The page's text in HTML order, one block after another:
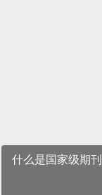
什么是国家级期刊